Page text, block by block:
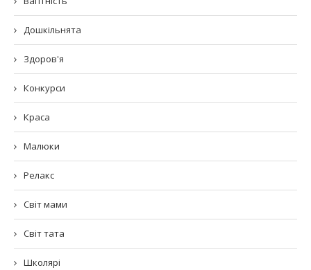
Дошкільнята
Здоров'я
Конкурси
Краса
Малюки
Релакс
Світ мами
Світ тата
Школярі